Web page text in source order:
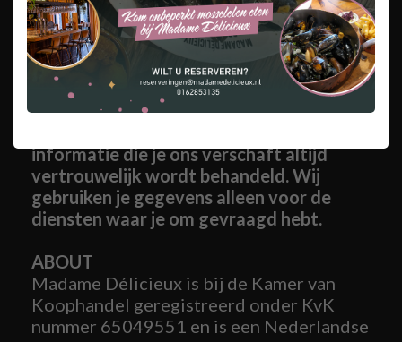
Home Privacyverklaring
Madame Délicieux respecteert de privacy
van alle gebruikers van haar website en
informatie die je ons verschaft altijd
vertrouwelijk wordt behandeld. Wij
gebruiken je gegevens alleen voor de
diensten waar je om gevraagd hebt.
ABOUT
Madame Délicieux is bij de Kamer van
Koophandel geregistreerd onder KvK
nummer 65049551 en is een Nederlandse